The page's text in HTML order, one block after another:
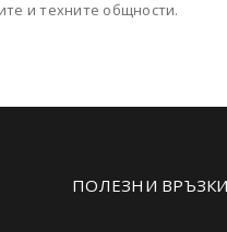
и техните общности.
ПОЛЕЗНИ ВРЪЗКИ